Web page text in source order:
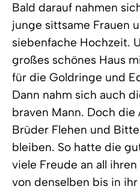
Bald darauf nahmen
junge sittsame Frauen
siebenfache Hochzeit.
großes schönes Haus
für die Goldringe und
Dann nahm sich auch
braven Mann. Doch
Brüder Flehen und
bleiben. So hatte die
viele Freude an all
von denselben bis in